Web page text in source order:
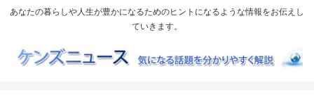
あなたの暮らしや人生が豊かになるためのヒントになるような情報をお伝えし
ていきます。